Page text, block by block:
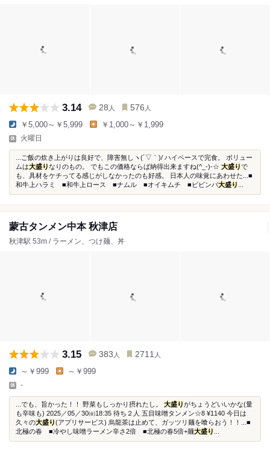
3.14 28 人 576 人
￥5,000～￥5,999 ￥1,000～￥1,999
火曜日
...ご飯の炊き上がりは良好で、障害無しヽ(´▽｀)/ ハイペースで完食。 ボリュー
ムは大盛りなりのもの。 でもこの価格ならば納得出来ますね(^_-)-☆ 大盛りで
も、具材をケチってる感じがしなかったのも好感。 日本人の味覚にあわせた...■
和牛上ハラミ ■和牛上ロース ■ナムル ■オイキムチ ■ビビンバ大盛り
蒙古タンメン中本 秋津店
秋津駅 53m / ラーメン、つけ麺、丼
3.15 383 人 2711 人
～￥999 ～￥999
-
...でも、旨かった！！ 野菜もしっかり摂れたし。 大盛りがちょうどいいかな(量
も辛味も) 2025／05／30㈮18:35 待ち２人 五目味噌タンメン☆8 ¥1140 今日は
久々の大盛り(アプリサービス) 烏龍茶は止めて、ガッツリ麺を喰らおう！！...■
北極の春 ■冷やし味噌ラーメン辛さ2倍 ■北極の春5倍+麺大盛り